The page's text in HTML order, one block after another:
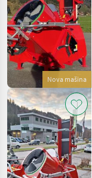
Nova mašina